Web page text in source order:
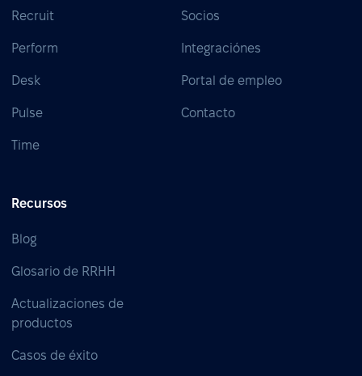
Recruit
Perform
Desk
Pulse
Time
Socios
Integraciónes
Portal de empleo
Contacto
Recursos
Blog
Glosario de RRHH
Actualizaciones de
productos
Casos de éxito